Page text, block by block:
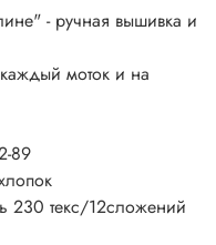
- ручная вышивка и
моток и на
89
230 текс/12сложений